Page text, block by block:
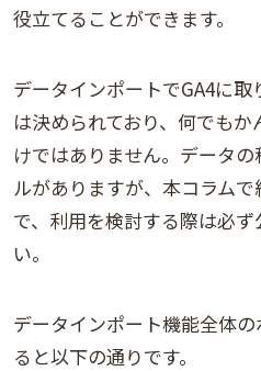
役立てることができます。
データインポートでGA4に
は決められており、何でも
けではありません。データ
ルがありますが、本コラム
で、利用を検討する際は必
い。
データインポート機能全体
ると以下の通りです。